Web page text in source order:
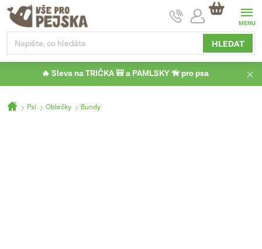
Přejít
obsah
HLEDAT
NÁKUPNÍ
KOŠÍK
🔥 Sleva na TRIČKA 🎒 a PAMLSKY 🦮 pro psa
Domů
Psi Oblečky Bundy